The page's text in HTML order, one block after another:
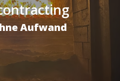
Aufwand